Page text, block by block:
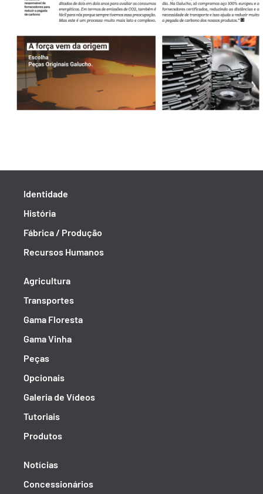
Identidade
História
Fábrica / Produção
Recursos Humanos
Agricultura
Transportes
Gama Floresta
Gama Vinha
Peças
Opcionais
Galeria de Vídeos
Tutoriais
Produtos
Notícias
Concessionários